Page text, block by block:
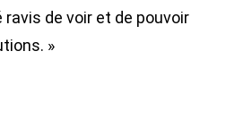
de voir et de pouvoir
»